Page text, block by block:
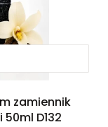
zamiennik
D132